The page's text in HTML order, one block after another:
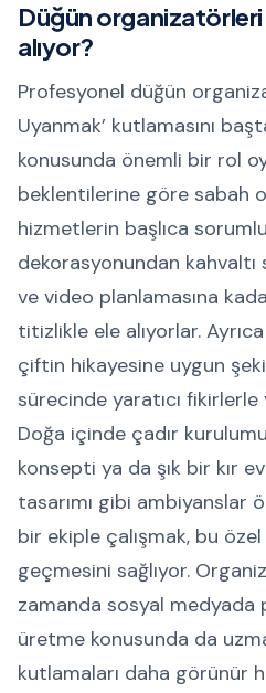
Düğün organizatörleri
alıyor?
Profesyonel düğün
Uyanmak’ kutlamasını
konusunda önemli bir rol
beklentilerine göre sabah
hizmetlerin başlıca
dekorasyonundan
ve video planlamasına
titizlikle ele alıyorlar.
çiftin hikayesine uygun
sürecinde yaratıcı
Doğa içinde çadır
konsepti ya da şık bir kır
tasarımı gibi ambiyanslar
bir ekiple çalışmak, bu
geçmesini sağlıyor.
zamanda sosyal medyada
üretme konusunda da
kutlamaları daha görünür